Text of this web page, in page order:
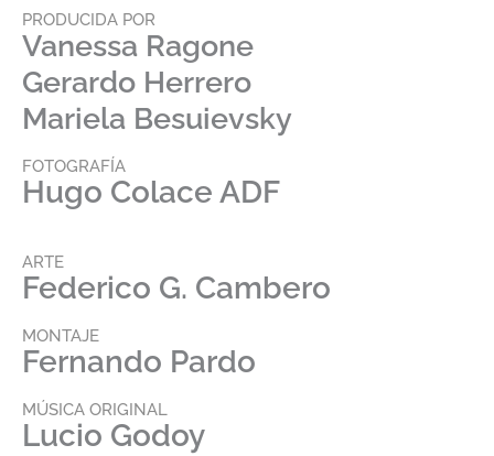
PRODUCIDA POR
Vanessa Ragone
Gerardo Herrero
Mariela Besuievsky
FOTOGRAFÍA
Hugo Colace ADF
ARTE
Federico G. Cambero
MONTAJE
Fernando Pardo
MÚSICA ORIGINAL
Lucio Godoy